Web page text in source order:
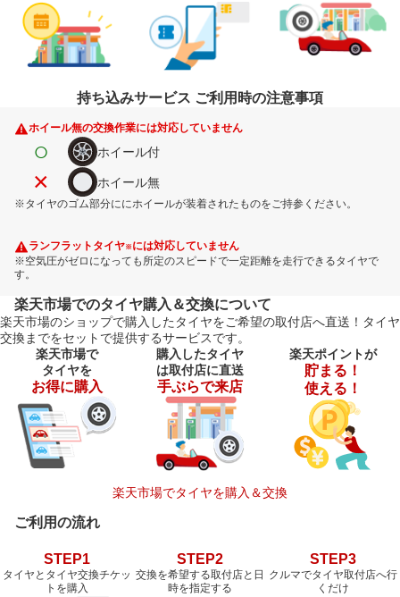
持ち込みサービス ご利用時の注意事項
ホイール無の交換作業には対応していません
○ ホイール付
× ホイール無
※タイヤのゴム部分ににホイールが装着されたものをご持参ください。
ランフラットタイヤ※ には対応していません
※空気圧がゼロになっても所定のスピードで一定距離を走行できるタイヤで
す。
楽天市場でのタイヤ購入＆交換について
楽天市場のショップで購入したタイヤをご希望の取付店へ直送！タイヤ
交換までをセットで提供するサービスです。
楽天市場で
タイヤを
お得に購入
購入したタイヤ
は取付店に直送
手ぶらで来店
楽天ポイントが
貯まる！
使える！
楽天市場でタイヤを購入＆交換
ご利用の流れ
STEP1
タイヤとタイヤ交換チケッ
トを購入
STEP2
交換を希望する取付店と日
時を指定する
STEP3
クルマでタイヤ取付店へ行
くだけ